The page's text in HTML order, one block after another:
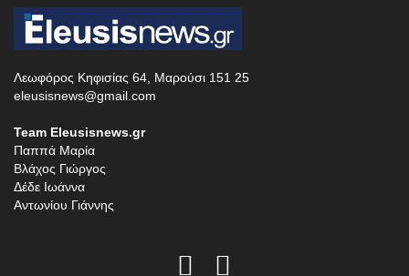
Λεωφόρος Κηφισίας 64, Μαρούσι 151 25
eleusisnews@gmail.com
Team Eleusisnews.gr
Παππά Μαρία
Βλάχος Γιώργος
Δέδε Ιωάννα
Αντωνίου Γιάννης